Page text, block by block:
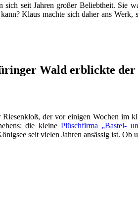
seit Jahren großer Beliebtheit. Sie
Klaus machte sich daher ans
Wald erblickte der
der vor einigen Wochen im
die kleinePlüschfirma „Bastel-
seit vielen Jahren ansässig ist.